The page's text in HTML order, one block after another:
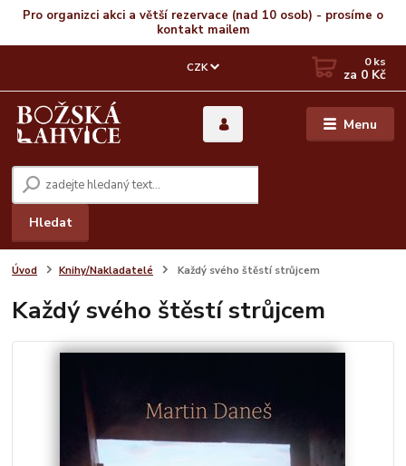
Pro organizci akci a větší rezervace (nad 10 osob) - prosíme o
kontakt mailem
Menu
CZK
Hledat
0ks
za 0 Kč
Úvod Knihy/Nakladatelé Každý svého štěstí strůjcem
Každý svého štěstí strůjcem